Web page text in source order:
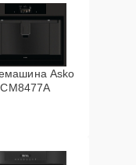
Asko
CM8477A